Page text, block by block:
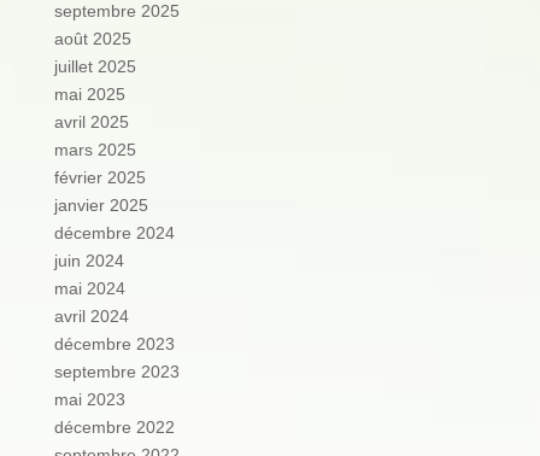
septembre 2025
août 2025
juillet 2025
mai 2025
avril 2025
mars 2025
février 2025
janvier 2025
décembre 2024
juin 2024
mai 2024
avril 2024
décembre 2023
septembre 2023
mai 2023
décembre 2022